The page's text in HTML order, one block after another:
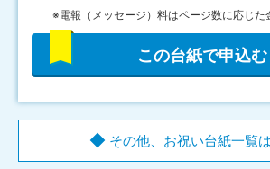
※電報（メッセージ）料はページ数に応じた
この台紙で申込む
その他、お祝い台紙一覧